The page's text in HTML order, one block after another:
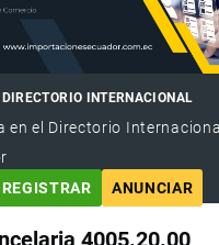
DIRECTORIO INTERNACIONAL
en el Directorio
REGISTRAR
ANUNCIAR